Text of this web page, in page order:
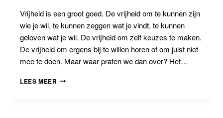
Vrijheid is een groot goed. De vrijheid om te kunnen zijn
wie je wil, te kunnen zeggen wat je vindt, te kunnen
geloven wat je wil. De vrijheid om zelf keuzes te maken.
De vrijheid om ergens bij te willen horen of om juist niet
mee te doen. Maar waar praten we dan over? Het…
LEES MEER VRIJHEID